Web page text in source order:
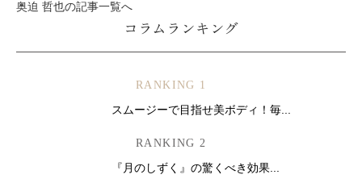
奥迫 哲也の記事一覧へ
コラムランキング
RANKING 1
スムージーで目指せ美ボディ！毎...
RANKING 2
『月のしずく』の驚くべき効果...